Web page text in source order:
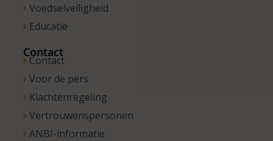
Voedselveiligheid
Educatie
Contact
Contact
Voor de pers
Klachtenregeling
Vertrouwenspersonen
ANBI-informatie